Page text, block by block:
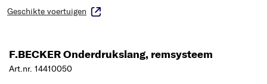
Geschikte voertuigen
F.BECKER Onderdrukslang, remsysteem
Art.nr. 14410050